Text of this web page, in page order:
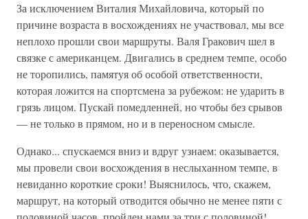
За исключением Виталия Михайловича, который по
причине возраста в восхождениях не участвовал, мы все
неплохо прошли свои маршруты. Валя Гракович шел в
связке с американцем. Двигались в среднем темпе, особо
не торопились, памятуя об особой ответственности,
которая ложится на спортсмена за рубежом: не ударить в
грязь лицом. Пускай помедленней, но чтобы без срывов
— не только в прямом, но и в переносном смысле.
Однако... спускаемся вниз и вдруг узнаем: оказывается,
мы провели свои восхождения в неслыханном темпе, в
невиданно короткие сроки! Выяснилось, что, скажем,
маршрут, на который отводится обычно не менее пяти с